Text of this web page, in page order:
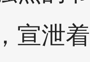
宣泄着